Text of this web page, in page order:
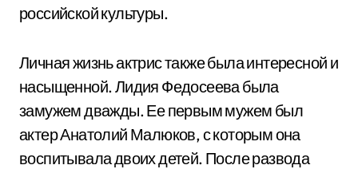
российской культуры.
Личная жизнь актрис также была интересной и
насыщенной. Лидия Федосеева была
замужем дважды. Ее первым мужем был
актер Анатолий Малюков, с которым она
воспитывала двоих детей. После развода